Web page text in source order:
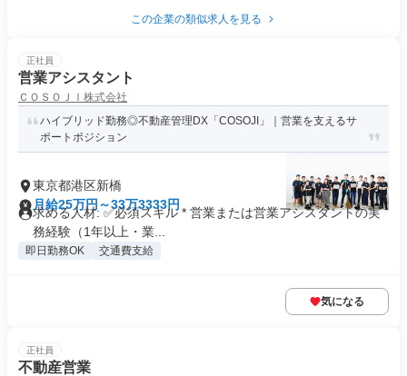
この企業の類似求人を見る
正社員
営業アシスタント
ＣＯＳＯＪＩ株式会社
ハイブリッド勤務◎不動産管理DX「COSOJI」｜営業を支えるサ
ポートポジション
東京都港区新橋
月給25万円～33万3333円
求める人材: ✅必須スキル * 営業または営業アシスタントの実
務経験（1年以上・業...
即日勤務OK 交通費支給
気になる
正社員
不動産営業